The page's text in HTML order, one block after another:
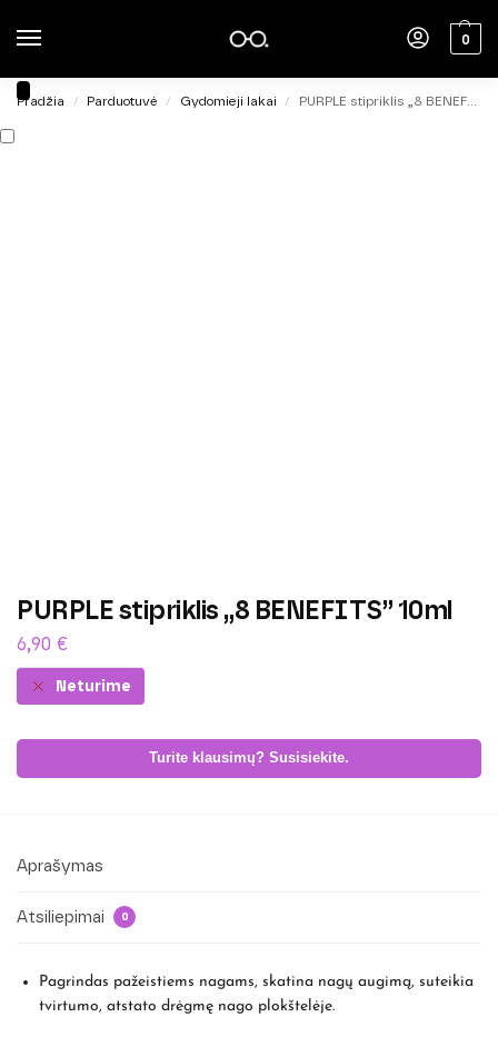
0
Pradžia / Parduotuvė / Gydomieji lakai / PURPLE stipriklis „8 BENEFITS” 10ml
PURPLE stipriklis „8 BENEFITS” 10ml
6,90 €
Neturime
Turite klausimų? Susisiekite.
Aprašymas
Atsiliepimai 0
Pagrindas pažeistiems nagams, skatina nagų augimą, suteikia
tvirtumo, atstato drėgmę nago plokštelėje.